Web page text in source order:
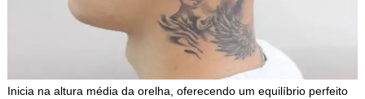
Inicia na altura média da orelha, oferecendo um equilíbrio perfeito